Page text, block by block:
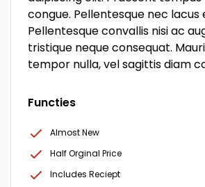
congue. Pellentesque nec lacus
Pellentesque convallis nisi ac
tristique neque consequat.
tempor nulla, vel sagittis diam
Functies
Almost New
Half Orginal Price
Includes Reciept